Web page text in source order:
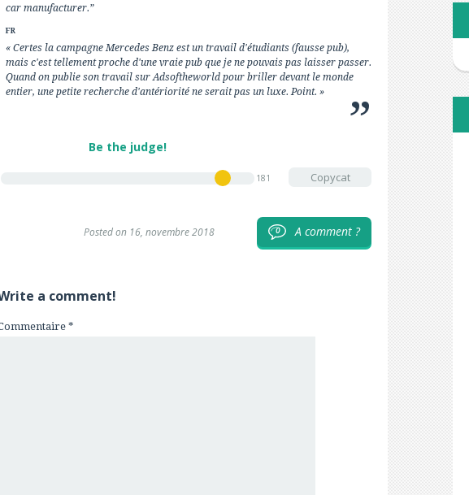
car manufacturer.”
FR
« Certes la campagne Mercedes Benz est un travail d'étudiants (fausse pub),
mais c'est tellement proche d'une vraie pub que je ne pouvais pas laisser passer.
Quand on publie son travail sur Adsoftheworld pour briller devant le monde
entier, une petite recherche d'antériorité ne serait pas un luxe. Point. »
Be the judge!
181 Copycat
Posted on 16, novembre 2018 0 A comment ?
a comment!
*